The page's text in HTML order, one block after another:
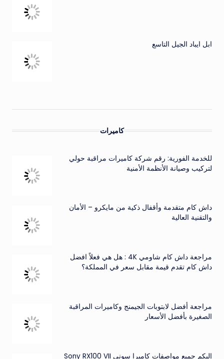
ابل ايباد الجيل التاسع
كاميرات
للخدمة الفورية: رقم شركة كاميرات مراقبة حولي
لتركيب وصيانة الأنظمة الأمنية
داش كام متقدمة وأقفال ذكية من مايكرو – الأمان
والتقنية العالية
مراجعة داش كام شاومي 4K : هل هي فعلاً افضل
داش كام تقدم قيمة مقابل سعر في المملكة؟
مراجعة أفضل لابتوبات الجيمنج وكاميرات المراقبة
الصغيرة بأفضل الأسعار
إليكم جميع مواصفات كاميرا سوني Sony RX100 VII